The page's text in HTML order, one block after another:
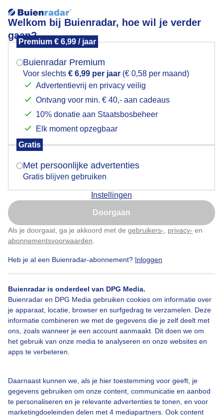
Welkom bij Buienradar, hoe wil je verder
gaan?
Premium € 6,99 / jaar
Buienradar Premium
Voor slechts € 6,99 per jaar (€ 0,58 per maand)
Advertentievrij en privacy veilig
Ontvang voor min. € 40,- aan cadeaus
10% donatie aan Staatsbosbeheer
Elk moment opzegbaar
Gratis
Met persoonlijke advertenties
Gratis blijven gebruiken
Instellingen
Doorgaan
Als je doorgaat, ga je akkoord met de gebruikers- privacy- en
abonnementsvoorwaarden
Heb je al een Buienradar-abonnement? Inloggen
Buienradar is onderdeel van DPG Media.
Buienradar en DPG Media gebruiken cookies om informatie over
je apparaat, locatie, browser en surfgedrag te verzamelen. Deze
informatie combineren we met de gegevens die je zelf deelt met
ons, zoals wanneer je een account aanmaakt. Dit doen we om
het gebruik van onze media te analyseren en onze websites en
apps te verbeteren.
Daarnaast kunnen we, als je hier toestemming voor geeft, je
gegevens gebruiken om onze content, communicatie en aanbod
te personaliseren en je relevante advertenties te tonen, en voor
marketingdoeleinden delen met 4 mediapartners. Ook content
Weerfoto Dronten
Door: rob van den Berg Gemaakt: 17-02-2026, 69x bekeken
Een moment geduld aub...
Over Buienradar
Mogen we je locatie gebruiken voor het
Indien je hier nog geen akkoord op hebt gegeven,
verschijnt er zo een pop-up uit je browser waarin
Is goed, toon de popup
Nu niet, misschien later
Klik hierom dit aan te passen